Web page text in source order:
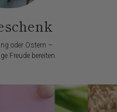
oder Ostern –
Freude bereiten.